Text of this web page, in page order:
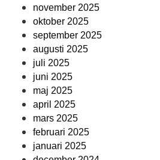
november 2025
oktober 2025
september 2025
augusti 2025
juli 2025
juni 2025
maj 2025
april 2025
mars 2025
februari 2025
januari 2025